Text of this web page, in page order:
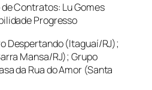
Contratos: Lu Gomes
Progresso
Despertando (Itaguaí/RJ);
Mansa/RJ); Grupo
da Rua do Amor (Santa